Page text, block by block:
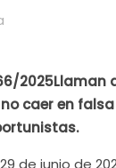
2025Llaman
caer en
de junio de